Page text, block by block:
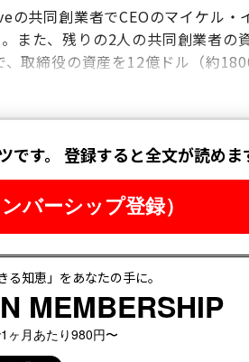
共同創業者でCEOのマイケル・
また、残りの2人の共同創業者の
取締役の資産を12億ドル（約